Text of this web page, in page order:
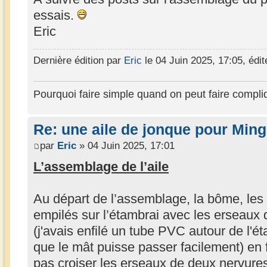
essais.
Eric
Dernière édition par Eric le 04 Juin 2025, 17:05,
Pourquoi faire simple quand on peut faire
Re: une aile de jonque pour
par Eric » 04 Juin 2025, 17:01
L’assemblage de l’aile
Au départ de l’assemblage, la bôme,
empilés sur l’étambrai avec les erseaux
(j'avais enfilé un tube PVC autour de
que le mât puisse passer facilement)
pas croiser les erseaux de deux